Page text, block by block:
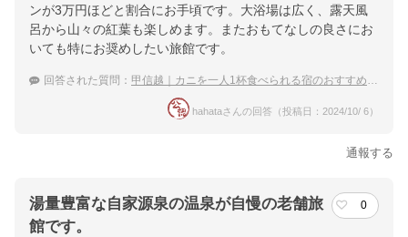
ンが3万円ほどと割合にお手頃です。大浴場は広く、露天風
呂から山々の紅葉も楽しめます。またおもてなしの良さにお
いても特にお奨めしたい旅館です。
回答された質問： 甲信越｜カニを一人1杯食べられる宿のおすすめは？
hahataさんの回答（投稿日：2024/10/ 6）
通報する
湯量豊富な自家源泉の温泉が自慢の老舗旅
館です。
0